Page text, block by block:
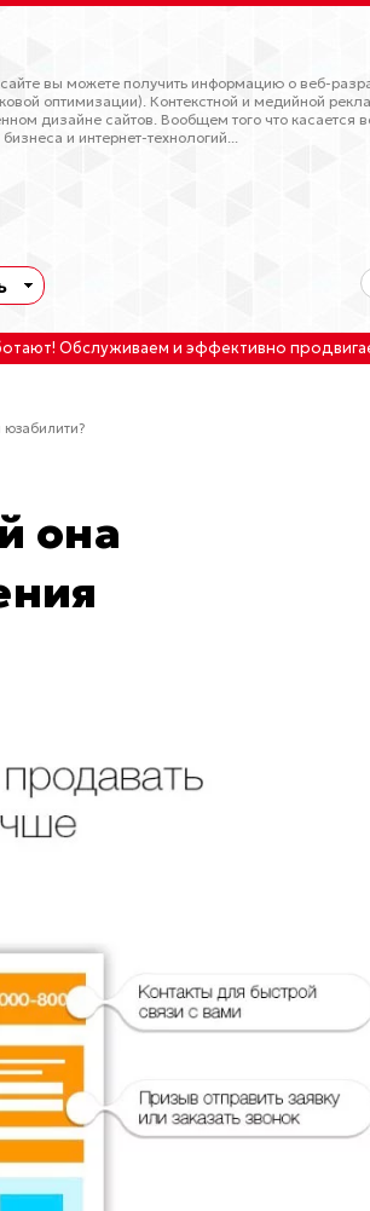
вы можете получить информацию о веб-
оптимизации). Контекстной и медийной
дизайне сайтов. Вообщем того что касается
бизнеса и интернет-технологий...
Обслуживаем и эффективно
юзабилити?
она